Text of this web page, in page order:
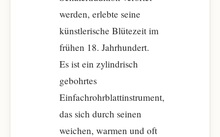
werden, erlebte seine
künstlerische Blütezeit im
frühen 18. Jahrhundert.
Es ist ein zylindrisch
gebohrtes
Einfachrohrblattinstrument,
das sich durch seinen
weichen, warmen und oft